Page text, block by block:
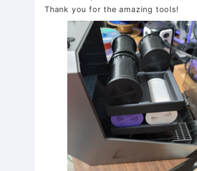
Thank you for the amazing tools!